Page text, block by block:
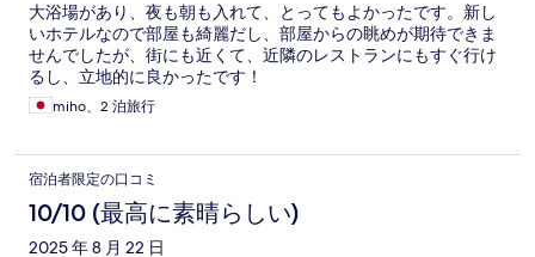
大浴場があり、夜も朝も入れて、とってもよかったです。新し
いホテルなので部屋も綺麗だし、部屋からの眺めが期待できま
せんでしたが、街にも近くて、近隣のレストランにもすぐ行け
るし、立地的に良かったです！
miho、2 泊旅行
宿泊者限定の口コミ
10/10 (最高に素晴らしい)
2025 年 8 月 22 日